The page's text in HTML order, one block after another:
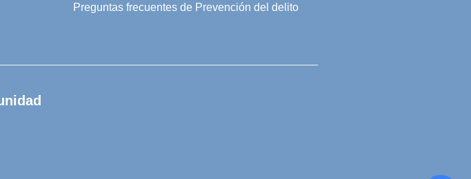
Preguntas frecuentes de Prevención del delito